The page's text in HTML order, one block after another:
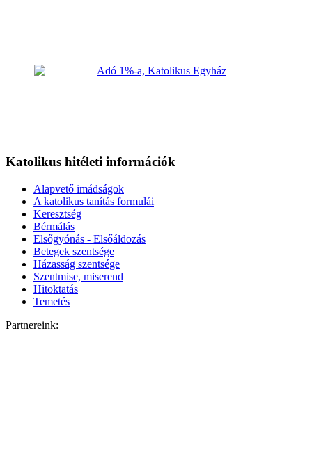
Katolikus hitéleti információk
Alapvető imádságok
A katolikus tanítás formulái
Keresztség
Bérmálás
Elsőgyónás - Elsőáldozás
Betegek szentsége
Házasság szentsége
Szentmise, miserend
Hitoktatás
Temetés
Partnereink: